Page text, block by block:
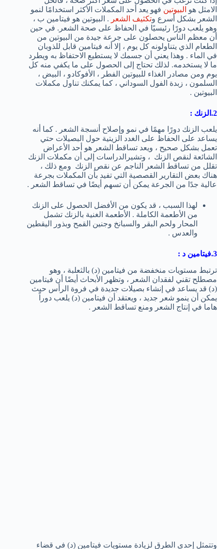
الامثل هو البيوتين فهو يعد أحد المكملات الأكثر استخدامًا لنمو
الشعر بشكل أسرع وتكثيف الشعر . البيوتين هو فيتامين ب ،
وهو يلعب دورًا رئيسيًا في الحفاظ على صحة الشعر. في حين
أن معظم الناس يحصلون على جرعة جيدة من البيوتين من
الطعام الذي يتناولونه كل يوم ، إلا أنه فيتامين قابل للذوبان
في الماء . وهذا يعني أن جسمك لا يستطيع الاحتفاظ به ويطرد
ما لا يستخدمه. لذلك تحتاج إلى الحصول على ما يكفي منه كل
يوم ومن مصادر الغذاء للبيوتين الفطر ، الأفوكادو ، البيض ،
السلمون ، زبدة الفول السوداني ، كما يمكنك تناول مكملات
البيوتين .
2.الزنك
:
يلعب الزنك دورًا مهمًا في نمو وإصلاح أنسجة الشعر . كما أنه
يساعد على الحفاظ على الغدد الزيتية حول البصيلات حتي
تعمل بشكل صحيح ، ويعد تساقط الشعر هو أحد الأعراض
الشائعة لنقص الزنك ، وتشيرالدراسات إلى أن مكملات الزنك
تقلل من تساقط الشعر الناجم عن نقص الزنك ومع ذلك ،
هناك بعض التقارير القصصية التي تفيد بأن المكملات بجرعة
عالية جدًا من الجرعة يمكن أن تسهم أيضًا في تساقط الشعر .
لهذا السبب ، قد يكون من الأفضل الحصول على الزنك
من الأطعمة الكاملة . الأطعمة الغنية بالزنك تشمل
المحار ولحم البقر والسبانخ وجنين القمح وبذور اليقطين
والعدس .
3.فيتامين د
:
ترتبط مستويات منخفضة من فيتامين (د) بالثعلبة ، وهو
مصطلح تقني لفقدان الشعر ، وتظهر الأبحاث أيضًا أن فيتامين
(د) قد يساعد في إنشاء بصيلات جديدة في فروة الرأس حيث
يمكن أن ينمو شعر جديد ، ويعتقد أن فيتامين (د) يلعب دوراً
هاما في إنتاج الشعر ومنع تساقط الشعر .
وتتمثل إحدى الطرق لزيادة مستويات فيتامين (د) في قضاء